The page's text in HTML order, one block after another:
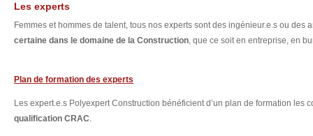
Les experts
Femmes et hommes de talent, tous nos experts sont des ingénieur.e.s ou des
certaine dans le domaine de la Construction, que ce soit en entreprise, en
Plan de formation des experts
Les expert.e.s Polyexpert Construction bénéficient d’un plan de formation les
qualification CRAC.